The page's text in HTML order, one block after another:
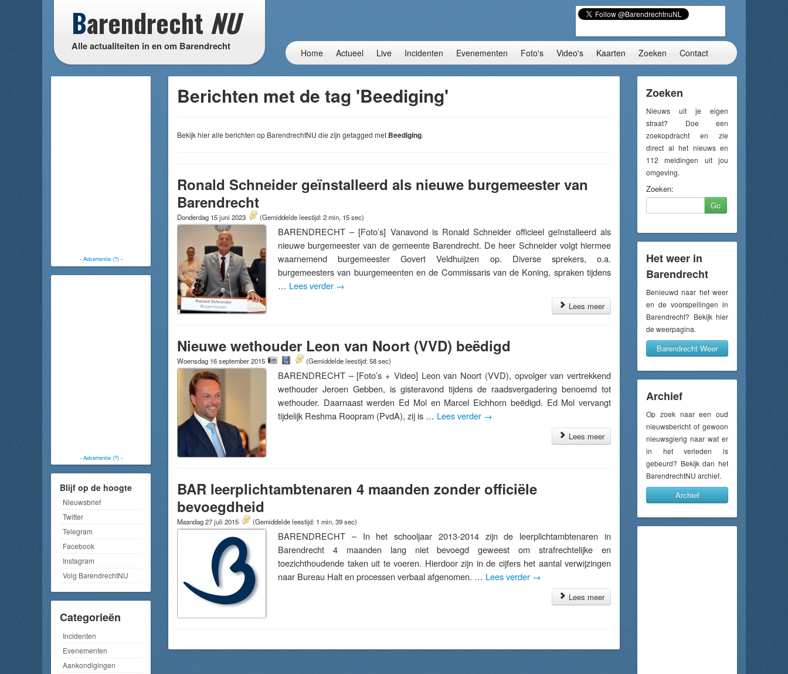
Barendrecht NU
Alle actualiteiten in en om Barendrecht
Home Actueel Live Incidenten Evenementen Foto's Video's Kaarten Zoeken Contact
- Advertentie (?)-
- Advertentie (?)-
Blijf op de hoogte
Nieuwsbrief
Twitter
Telegram
Facebook
Instagram
Volg BarendrechtNU
Categorieën
Incidenten
Evenementen
Aankondigingen
Berichten met de tag 'Beediging'
Bekijk hier alle berichten op BarendrechtNU die zijn getagged met Beediging.
Ronald Schneider geïnstalleerd als nieuwe burgemeester van
Barendrecht
Donderdag 15 juni 2023 (Gemiddelde leestijd: 2 min, 15 sec)
BARENDRECHT – [Foto’s] Vanavond is Ronald Schneider officieel geïnstalleerd als
nieuwe burgemeester van de gemeente Barendrecht. De heer Schneider volgt hiermee
waarnemend burgemeester Govert Veldhuijzen op. Diverse sprekers, o.a.
burgemeesters van buurgemeenten en de Commissaris van de Koning, spraken tijdens
… Lees verder →
Lees meer
Nieuwe wethouder Leon van Noort (VVD) beëdigd
Woensdag 16 september 2015 (Gemiddelde leestijd: 58 sec)
BARENDRECHT – [Foto’s + Video] Leon van Noort (VVD), opvolger van vertrekkend
wethouder Jeroen Gebben, is gisteravond tijdens de raadsvergadering benoemd tot
wethouder. Daarnaast werden Ed Mol en Marcel Eichhorn beëdigd. Ed Mol vervangt
tijdelijk Reshma Roopram (PvdA), zij is … Lees verder →
Lees meer
BAR leerplichtambtenaren 4 maanden zonder officiële
bevoegdheid
Maandag 27 juli 2015 (Gemiddelde leestijd: 1 min, 39 sec)
BARENDRECHT – In het schooljaar 2013-2014 zijn de leerplichtambtenaren in
Barendrecht 4 maanden lang niet bevoegd geweest om strafrechtelijke en
toezichthoudende taken uit te voeren. Hierdoor zijn in de cijfers het aantal verwijzingen
naar Bureau Halt en processen verbaal afgenomen. … Lees verder →
Lees meer
Zoeken
Nieuws uit je eigen
straat? Doe een
zoekopdracht en zie
direct al het nieuws en
112 meldingen uit jou
omgeving.
Zoeken:
Go
Het weer in
Barendrecht
Benieuwd naar het weer
en de voorspellingen in
Barendrecht? Bekijk hier
de weerpagina.
Barendrecht Weer
Archief
Op zoek naar een oud
nieuwsbericht of gewoon
nieuwsgierig naar wat er
in het verleden is
gebeurd? Bekijk dan het
BarendrechtNU archief.
Archief